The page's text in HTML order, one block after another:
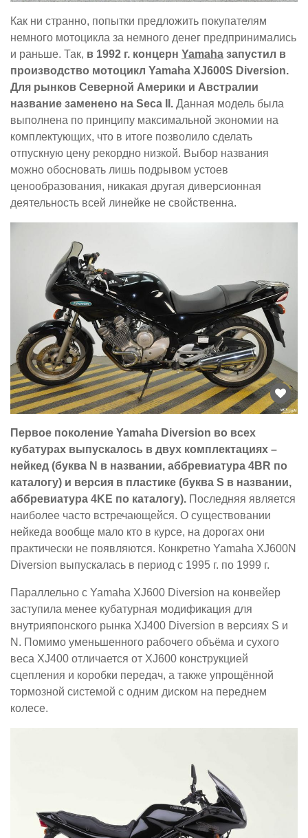
Как ни странно, попытки предложить покупателям
немного мотоцикла за немного денег предпринимались
и раньше. Так, в 1992 г. концерн Yamaha запустил в
производство мотоцикл Yamaha XJ600S Diversion.
Для рынков Северной Америки и Австралии
название заменено на Seca II. Данная модель была
выполнена по принципу максимальной экономии на
комплектующих, что в итоге позволило сделать
отпускную цену рекордно низкой. Выбор названия
можно обосновать лишь подрывом устоев
ценообразования, никакая другая диверсионная
деятельность всей линейке не свойственна.
Первое поколение Yamaha Diversion во всех
кубатурах выпускалось в двух комплектациях –
нейкед (буква N в названии, аббревиатура 4BR по
каталогу) и версия в пластике (буква S в названии,
аббревиатура 4KE по каталогу). Последняя является
наиболее часто встречающейся. О существовании
нейкеда вообще мало кто в курсе, на дорогах они
практически не появляются. Конкретно Yamaha XJ600N
Diversion выпускалась в период с 1995 г. по 1999 г.
Параллельно с Yamaha XJ600 Diversion на конвейер
заступила менее кубатурная модификация для
внутрияпонского рынка XJ400 Diversion в версиях S и
N. Помимо уменьшенного рабочего объёма и сухого
веса XJ400 отличается от XJ600 конструкцией
сцепления и коробки передач, а также упрощённой
тормозной системой с одним диском на переднем
колесе.